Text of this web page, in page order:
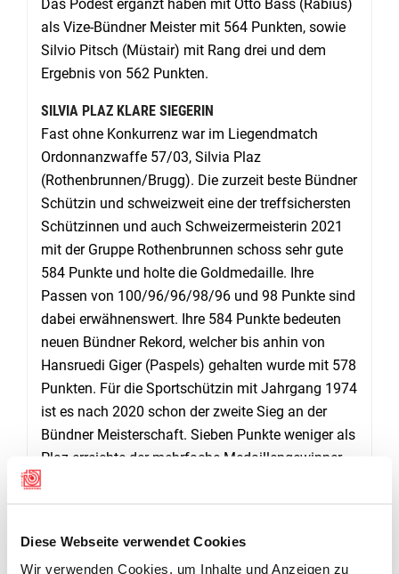
Diese Webseite verwendet Cookies
Wir verwenden Cookies, um Inhalte und Anzeigen zu
Das Podest ergänzt haben mit Otto Bass (Rabius)
als Vize-Bündner Meister mit 564 Punkten, sowie
Silvio Pitsch (Müstair) mit Rang drei und dem
Ergebnis von 562 Punkten.
SILVIA PLAZ KLARE SIEGERIN
Fast ohne Konkurrenz war im Liegendmatch
Ordonnanzwaffe 57/03, Silvia Plaz
(Rothenbrunnen/Brugg). Die zurzeit beste Bündner
Schützin und schweizweit eine der treffsichersten
Schützinnen und auch Schweizermeisterin 2021
mit der Gruppe Rothenbrunnen schoss sehr gute
584 Punkte und holte die Goldmedaille. Ihre
Passen von 100/96/96/98/96 und 98 Punkte sind
dabei erwähnenswert. Ihre 584 Punkte bedeuten
neuen Bündner Rekord, welcher bis anhin von
Hansruedi Giger (Paspels) gehalten wurde mit 578
Punkten. Für die Sportschützin mit Jahrgang 1974
ist es nach 2020 schon der zweite Sieg an der
Bündner Meisterschaft. Sieben Punkte weniger als
Plaz erreichte der mehrfache Medaillengewinner
Platz. Das Podest vollendet hat mit 570 Punkten
Matchschützen im Kanton. Im Liegendwettkampf